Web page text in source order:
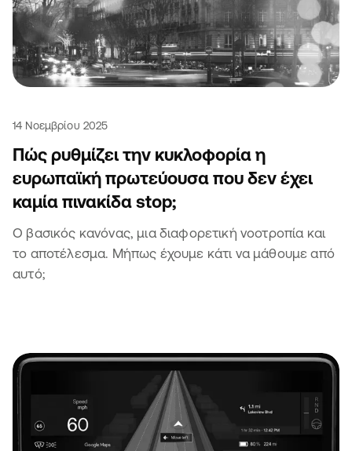
14 Νοεμβρίου 2025
Πώς ρυθμίζει την κυκλοφορία η
ευρωπαϊκή πρωτεύουσα που δεν έχει
καμία πινακίδα stop;
Ο βασικός κανόνας, μια διαφορετική νοοτροπία και
το αποτέλεσμα. Μήπως έχουμε κάτι να μάθουμε από
αυτό;